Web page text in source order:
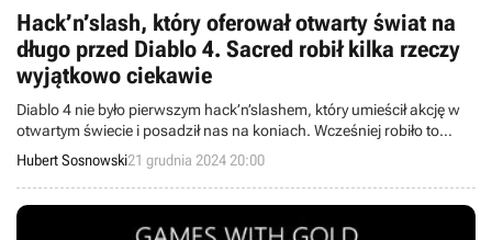
Hack’n’slash, który oferował otwarty świat na
długo przed Diablo 4. Sacred robił kilka rzeczy
wyjątkowo ciekawie
Diablo 4 nie było pierwszym hack’n’slashem, który umieścił akcję w
otwartym świecie i posadził nas na koniach. Wcześniej robiło to
chociażby zasłużone Sacred, niegdyś jeden z poważniejszych
konkurentów Diablo 2.
Hubert Sosnowski21 grudnia 2024 20:00